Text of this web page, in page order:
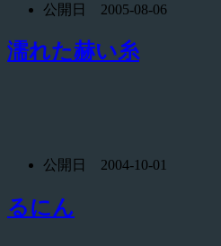
公開日 2005-08-06
濡れた赫い糸
公開日 2004-10-01
るにん